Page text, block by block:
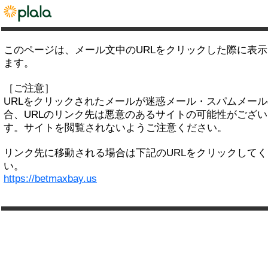
このページは、メール文中のURLをクリックした際に表
ます。
［ご注意］
URLをクリックされたメールが迷惑メール・スパムメー
合、URLのリンク先は悪意のあるサイトの可能性がござ
す。サイトを閲覧されないようご注意ください。
リンク先に移動される場合は下記のURLをクリックして
い。
https://betmaxbay.us